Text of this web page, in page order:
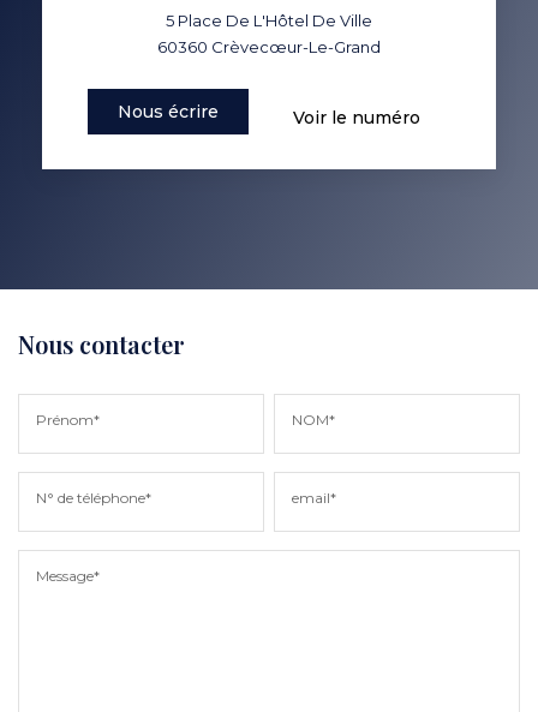
5 Place De L'Hôtel De Ville
60360 Crèvecœur-Le-Grand
Nous écrire Voir le numéro
Nous contacter
Prénom* NOM*
N° de téléphone* email*
Message*